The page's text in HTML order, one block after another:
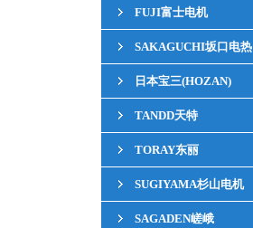
FUJI富士电机
SAKAGUCHI坂口电热
日本宝三(HOZAN)
TANDD天特
TORAY东丽
SUGIYAMA杉山电机
SAGADEN嵯峨